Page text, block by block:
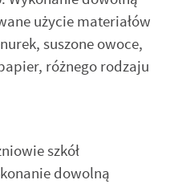
użycie materiałów
suszone owoce,
różnego rodzaju
szkół
dowolną